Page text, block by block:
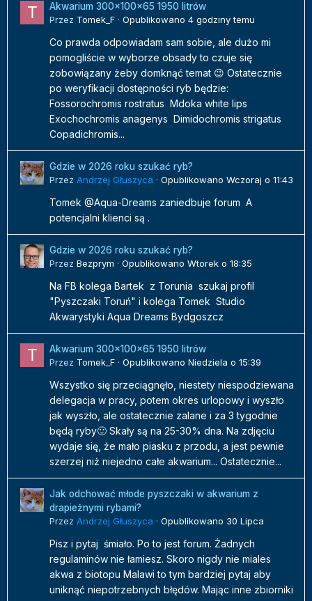
Akwarium 300x100x65 1950 litrów
Przez Tomek_F · Opublikowano 4 godziny temu
Co prawda odpowiadam sam sobie, ale dużo mi
pomogliście w wyborze obsady to czuje się
zobowiązany żeby domknąć temat 😉 Ostatecznie
po weryfikacji dostępności ryb będzie:
Fossorochromis rostratus Mdoka white lips
Exochochromis anagenys Dimidochromis strigatus
Copadichromis...
Gdzie w 2026 roku szukać ryb?
Przez Andrzej Głuszyca · Opublikowano Wczoraj o 11:43
Tomek @Aqua-Dreams zaniedbuje forum A
potencjalni klienci są .
Gdzie w 2026 roku szukać ryb?
Przez Bezprym · Opublikowano Wtorek o 18:35
Na FB kolega Bartek z Torunia szukaj profil
"Pyszczaki Toruń" i kolega Tomek Studio
Akwarystyki Aqua Dreams Bydgoszcz
Akwarium 300x100x65 1950 litrów
Przez Tomek_F · Opublikowano Niedziela o 15:39
Wszystko się przeciągnęło, niestety niespodziewana
delegacja w pracy, potem okres urlopowy i wyszło
jak wyszło, ale ostatecznie zalane i za 3 tygodnie
będą ryby🙂 Skały są na 25-30% dna. Na zdjęciu
wydaje się, że mało piasku z przodu, a jest pewnie
szerzej niż niejedno całe akwarium... Ostatecznie...
Jak odchować młode pyszczaki w akwarium z
drapieżnymi rybami?
Przez Andrzej Głuszyca · Opublikowano 30 Lipca
Pisz i pytaj śmiało. Po to jest forum. Żadnych
regulaminów nie łamiesz. Skoro nigdy nie miales
akwa z biotopu Malawi to tym bardziej pytaj aby
uniknąć niepotrzebnych błędów. Mając inne zbiorniki